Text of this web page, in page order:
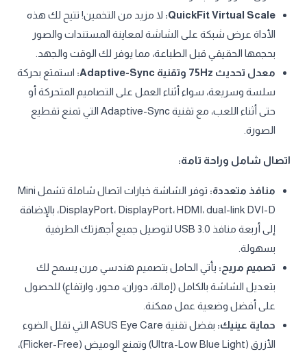
QuickFit Virtual Scale: لا مزيد من التخمين! تتيح لك هذه
الأداة عرض شبكة على الشاشة لمعاينة المستندات والصور
بحجمها الحقيقي قبل الطباعة، مما يوفر لك الوقت والجهد.
معدل تحديث 75Hz وتقنية Adaptive-Sync:
استمتع بحركة
سلسة وسريعة، سواء أثناء العمل على التصاميم المتحركة أو
حتى أثناء اللعب، مع تقنية Adaptive-Sync التي تمنع تقطيع
الصورة.
اتصال شامل وراحة تامة:
منافذ متعددة:
توفر الشاشة خيارات اتصال شاملة تشمل Mini
DisplayPort، DisplayPort، HDMI، dual-link DVI-D، بالإضافة
إلى أربعة منافذ USB 3.0 لتوصيل جميع أجهزتك الطرفية
بسهولة.
تصميم مريح: يأتي الحامل بتصميم هندسي مرن يسمح لك
بتعديل الشاشة بالكامل (إمالة، دوران، محور، وارتفاع) للحصول
على أفضل وضعية عمل ممكنة.
حماية عينيك:
بفضل تقنية ASUS Eye Care التي تقلل الضوء
الأزرق (Ultra-Low Blue Light) وتمنع الوميض (Flicker-Free)،